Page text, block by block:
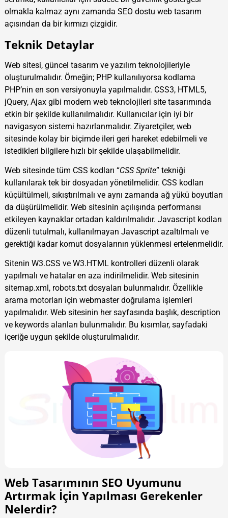
olmakla kalmaz aynı zamanda SEO dostu web tasarım
açısından da bir kırmızı çizgidir.
Teknik Detaylar
Web sitesi, güncel tasarım ve yazılım teknolojileriyle
oluşturulmalıdır. Örneğin; PHP kullanılıyorsa kodlama
PHP’nin en son versiyonuyla yapılmalıdır. CSS3, HTML5,
jQuery, Ajax gibi modern web teknolojileri site tasarımında
etkin bir şekilde kullanılmalıdır. Kullanıcılar için iyi bir
navigasyon sistemi hazırlanmalıdır. Ziyaretçiler, web
sitesinde kolay bir biçimde ileri geri hareket edebilmeli ve
istedikleri bilgilere hızlı bir şekilde ulaşabilmelidir.
Web sitesinde tüm CSS kodları “CSS Sprite” tekniği
kullanılarak tek bir dosyadan yönetilmelidir. CSS kodları
küçültülmeli, sıkıştırılmalı ve aynı zamanda ağ yükü boyutları
da düşürülmelidir. Web sitesinin açılışında performansı
etkileyen kaynaklar ortadan kaldırılmalıdır. Javascript kodları
düzenli tutulmalı, kullanılmayan Javascript azaltılmalı ve
gerektiği kadar komut dosyalarının yüklenmesi ertelenmelidir.
Sitenin W3.CSS ve W3.HTML kontrolleri düzenli olarak
yapılmalı ve hatalar en aza indirilmelidir. Web sitesinin
sitemap.xml, robots.txt dosyaları bulunmalıdır. Özellikle
arama motorları için webmaster doğrulama işlemleri
yapılmalıdır. Web sitesinin her sayfasında başlık, description
ve keywords alanları bulunmalıdır. Bu kısımlar, sayfadaki
içeriğe uygun şekilde oluşturulmalıdır.
Web Tasarımının SEO Uyumunu
Artırmak İçin Yapılması Gerekenler
Nelerdir?